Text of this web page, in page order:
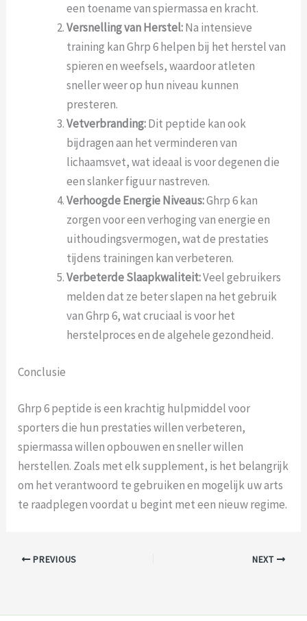
een toename van spiermassa en kracht.
Versnelling van Herstel:Na intensieve
training kan Ghrp 6 helpen bij het herstel van
spieren en weefsels, waardoor atleten
sneller weer op hun niveau kunnen
presteren.
Vetverbranding:Dit peptide kan ook
bijdragen aan het verminderen van
lichaamsvet, wat ideaal is voor degenen die
een slanker figuur nastreven.
Verhoogde Energie Niveaus:Ghrp 6 kan
zorgen voor een verhoging van energie en
uithoudingsvermogen, wat de prestaties
tijdens trainingen kan verbeteren.
Verbeterde Slaapkwaliteit:Veel gebruikers
melden dat ze beter slapen na het gebruik
van Ghrp 6, wat cruciaal is voor het
herstelproces en de algehele gezondheid.
Conclusie
Ghrp 6 peptide is een krachtig hulpmiddel voor
sporters die hun prestaties willen verbeteren,
spiermassa willen opbouwen en sneller willen
herstellen. Zoals met elk supplement, is het belangrijk
om het verantwoord te gebruiken en mogelijk uw arts
te raadplegen voordat u begint met een nieuw regime.
PREVIOUS NEXT